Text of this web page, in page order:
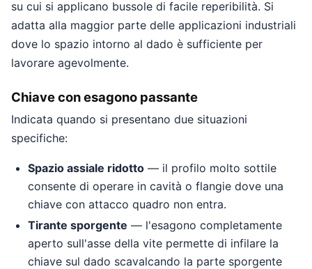
su cui si applicano bussole di facile reperibilità. Si
adatta alla maggior parte delle applicazioni industriali
dove lo spazio intorno al dado è sufficiente per
lavorare agevolmente.
Chiave con esagono passante
Indicata quando si presentano due situazioni
specifiche:
Spazio assiale ridotto — il profilo molto sottile
consente di operare in cavità o flangie dove una
chiave con attacco quadro non entra.
Tirante sporgente — l'esagono completamente
aperto sull'asse della vite permette di infilare la
chiave sul dado scavalcando la parte sporgente